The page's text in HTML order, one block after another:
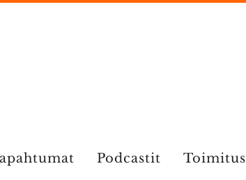
Podcastit Toimitus